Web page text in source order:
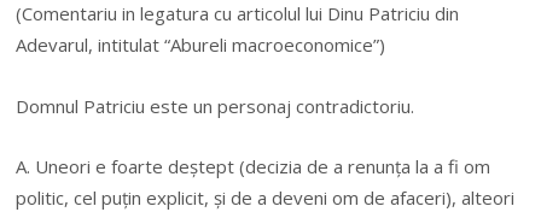
(Comentariu in legatura cu articolul lui Dinu Patriciu din
Adevarul, intitulat “Abureli macroeconomice”)
Domnul Patriciu este un personaj contradictoriu.
A. Uneori e foarte deștept (decizia de a renunța la a fi om
politic, cel puțin explicit, și de a deveni om de afaceri), alteori